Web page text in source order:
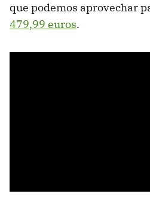
que podemos aprovechar
479,99 euros.